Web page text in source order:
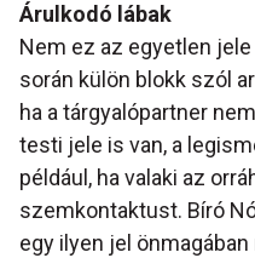
Árulkodó lábak
Nem ez az egyetlen
során külön blokk szól
ha a tárgyalópartner
testi jele is van, a
például, ha valaki az
szemkontaktust. Bíró
egy ilyen jel